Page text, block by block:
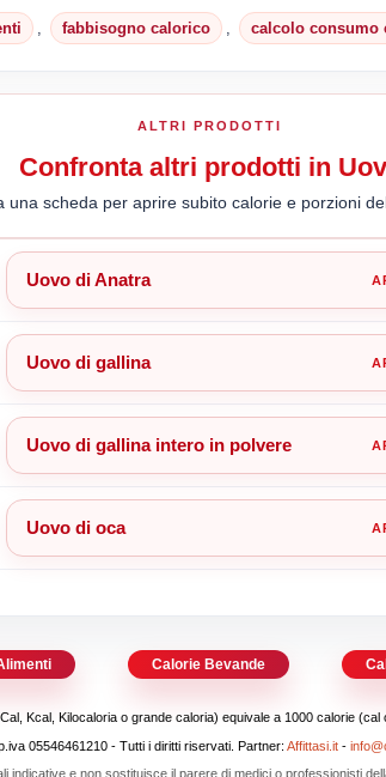
fabbisogno calorico calcolo consumo
ALTRI PRODOTTI
Confronta altri prodotti in
una scheda per aprire subito calorie e porzioni
Uovo di Anatra
Uovo di gallina
Uovo di gallina intero in polvere
Uovo di oca
Calorie Bevande
Kcal, Kilocaloria o grande caloria) equivale a 1000 calorie (cal
05546461210 - Tutti i diritti riservati. Partner: Affittasi.it-
indicative e non sostituisce il parere di medici o professionisti